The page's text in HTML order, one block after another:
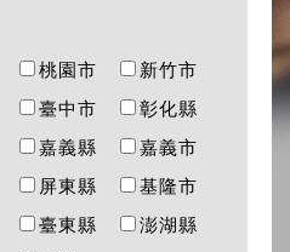
桃園市
新竹市
臺中市
彰化縣
嘉義縣
嘉義市
屏東縣
基隆市
臺東縣
澎湖縣